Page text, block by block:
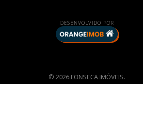
DESENVOLVIDO POR
© 2026 FONSECA IMÓVEIS.